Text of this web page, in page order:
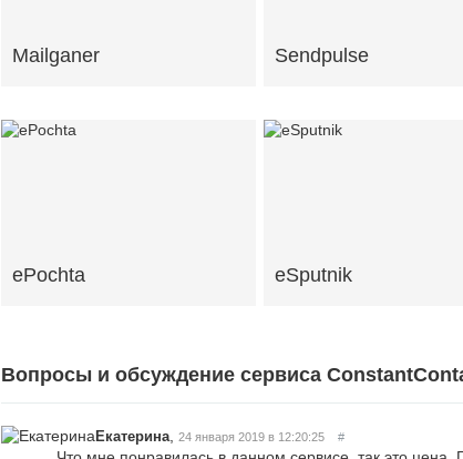
Mailganer Sendpulse
ePochta eSputnik
Вопросы и обсуждение сервиса
Екатерина 24 января 2019 в 12:20:25 #